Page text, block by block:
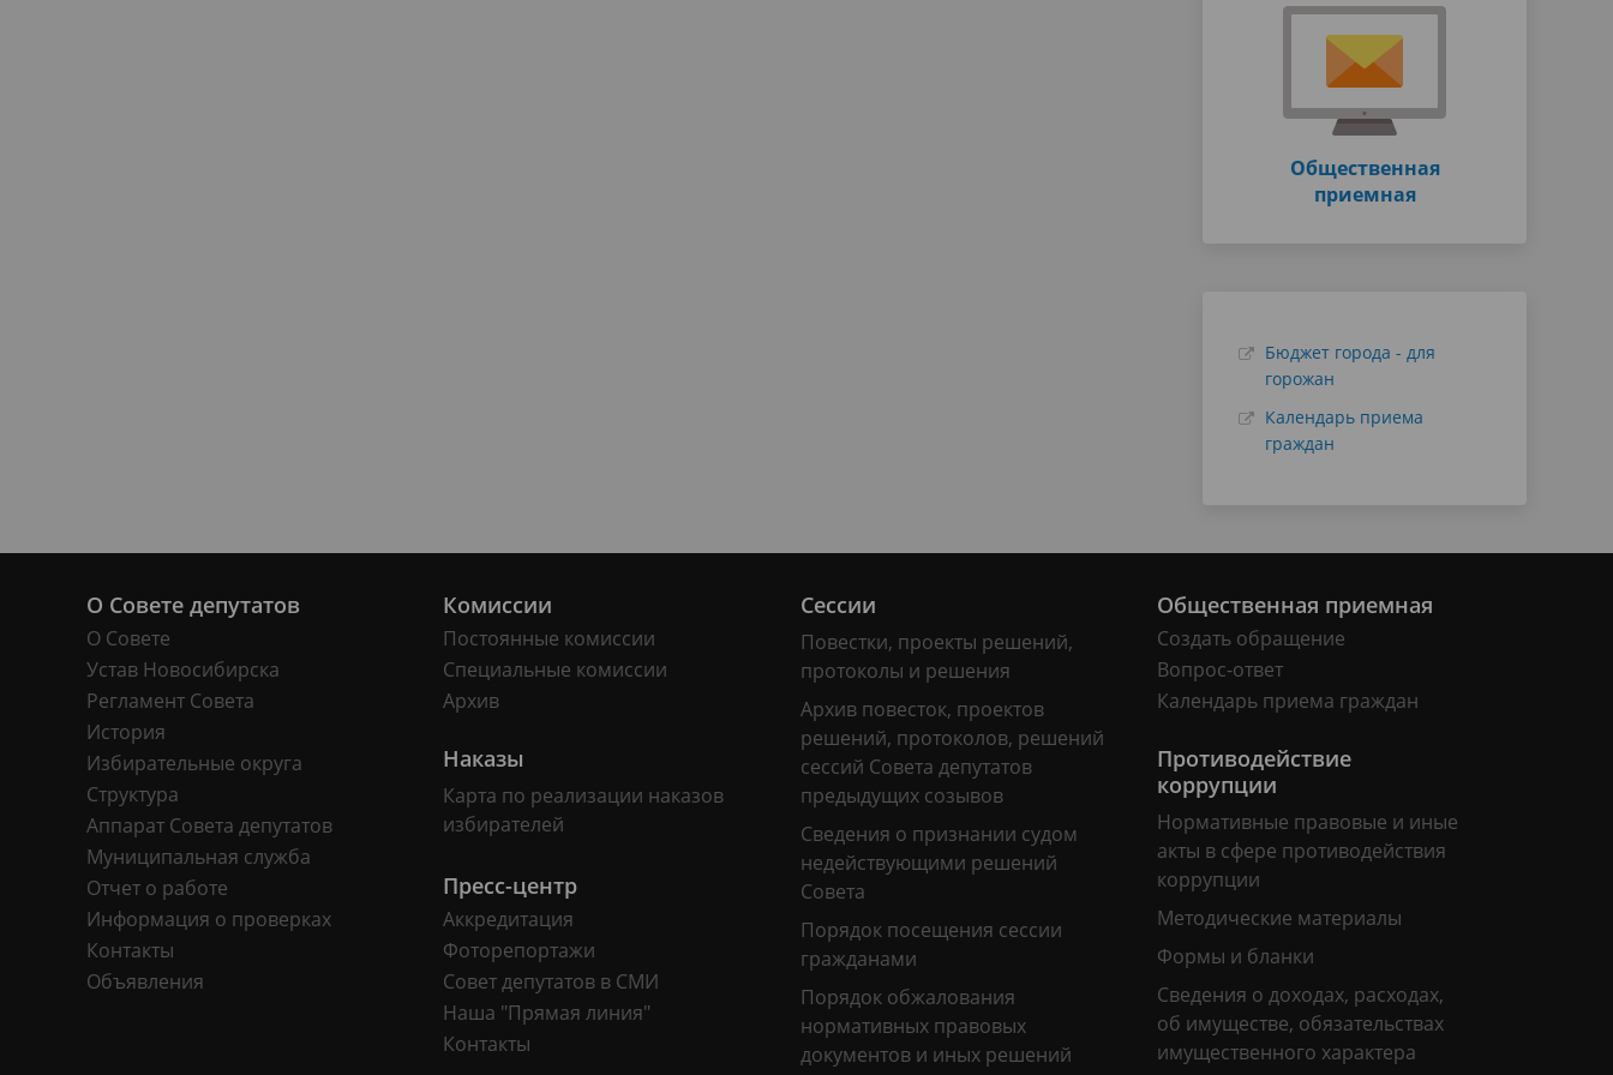
Общественная
приемная
Бюджет города - для
горожан
Календарь приема
граждан
О Совете депутатов
О Совете
Устав Новосибирска
Регламент Совета
История
Избирательные округа
Структура
Аппарат Совета депутатов
Муниципальная служба
Отчет о работе
Информация о проверках
Контакты
Объявления
Комиссии
Постоянные комиссии
Специальные комиссии
Архив
Сессии
Повестки, проекты решений,
протоколы и решения
Архив повесток, проектов
решений, протоколов, решений
сессий Совета депутатов
предыдущих созывов
Сведения о признании судом
недействующими решений
Совета
Порядок посещения сессии
гражданами
Порядок обжалования
нормативных правовых
документов и иных решений
Общественная приемная
Создать обращение
Вопрос-ответ
Календарь приема граждан
Наказы
Карта по реализации наказов
избирателей
Противодействие
коррупции
Нормативные правовые и иные
акты в сфере противодействия
коррупции
Методические материалы
Формы и бланки
Сведения о доходах, расходах,
об имуществе, обязательствах
имущественного характера
Пресс-центр
Аккредитация
Фоторепортажи
Совет депутатов в СМИ
Наша "Прямая линия"
Контакты